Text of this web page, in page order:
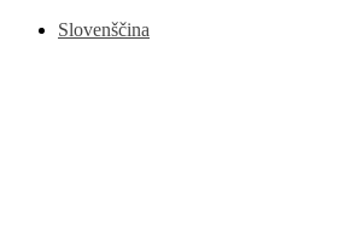
Slovenščina